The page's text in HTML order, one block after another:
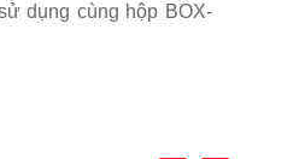
dụng cùng hộp BOX-